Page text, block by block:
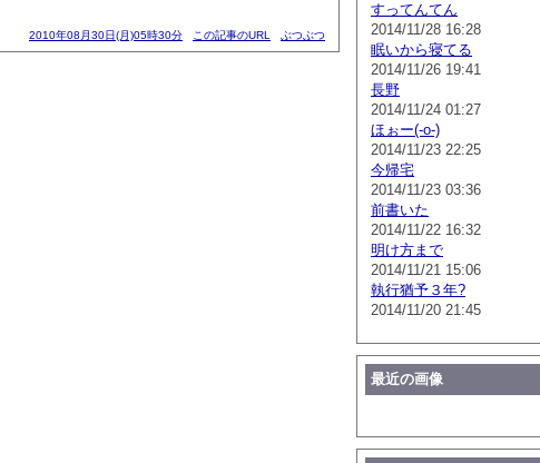
2010年08月30日(月)05時30分 この記事のURL ぶつぶつ
すってんてん
2014/11/28 16:28
眠いから寝てる
2014/11/26 19:41
長野
2014/11/24 01:27
ほぉー(-o-)
2014/11/23 22:25
今帰宅
2014/11/23 03:36
前書いた
2014/11/22 16:32
明け方まで
2014/11/21 15:06
執行猶予３年?
2014/11/20 21:45
最近の画像